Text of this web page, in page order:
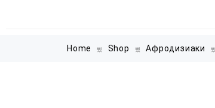
Home Shop Афродизиаки